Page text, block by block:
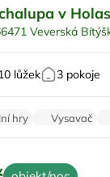
v
Veverská
lůžek 3 pokoje
hry Vysavač